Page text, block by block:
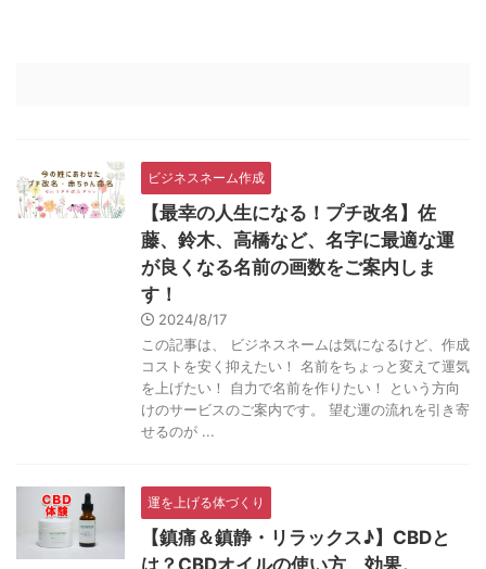
ビジネスネーム作成
【最幸の人生になる！プチ改名】佐
藤、鈴木、高橋など、名字に最適な運
が良くなる名前の画数をご案内しま
す！
2024/8/17
この記事は、 ビジネスネームは気になるけど、作成
コストを安く抑えたい！ 名前をちょっと変えて運気
を上げたい！ 自力で名前を作りたい！ という方向
けのサービスのご案内です。 望む運の流れを引き寄
せるのが ...
運を上げる体づくり
【鎮痛＆鎮静・リラックス♪】CBDと
は？CBDオイルの使い方、効果。